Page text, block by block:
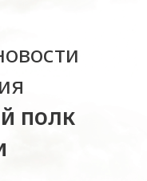
полк